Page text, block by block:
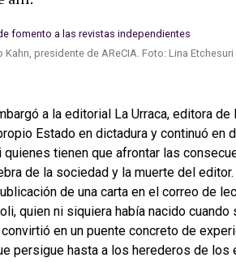
presidente de AReCIA. Foto: Lina Etchesuri
a la editorial La Urraca, editora de
Estado en dictadura y continuó en
tienen que afrontar las
de la sociedad y la muerte del
de una carta en el correo de
quien ni siquiera había nacido cuando
en un puente concreto de
persigue hasta a los herederos de los